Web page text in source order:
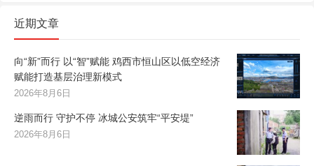
近期文章
向“新”而行 以“智”赋能 鸡西市恒山区以低空经济
赋能打造基层治理新模式
2026年8月6日
逆雨而行 守护不停 冰城公安筑牢“平安堤”
2026年8月6日